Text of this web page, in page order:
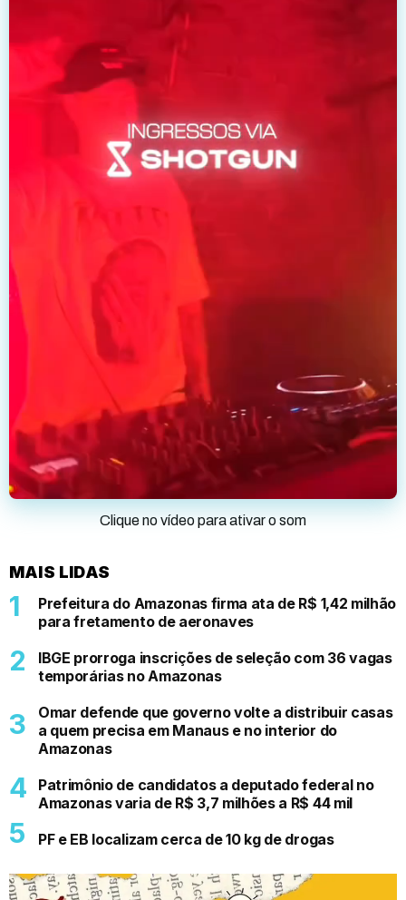
Clique no vídeo para ativar o som
MAIS LIDAS
Prefeitura do Amazonas firma ata de R$ 1,42 milhão
para fretamento de aeronaves
IBGE prorroga inscrições de seleção com 36 vagas
temporárias no Amazonas
Omar defende que governo volte a distribuir casas
a quem precisa em Manaus e no interior do
Amazonas
Patrimônio de candidatos a deputado federal no
Amazonas varia de R$ 3,7 milhões a R$ 44 mil
PF e EB localizam cerca de 10 kg de drogas